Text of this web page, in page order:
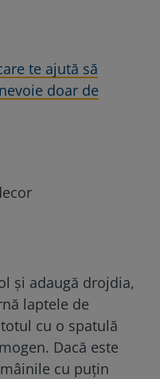
te ajută să
doar de
și adaugă drojdia,
laptele de
cu o spatulă
Dacă este
cu puțin